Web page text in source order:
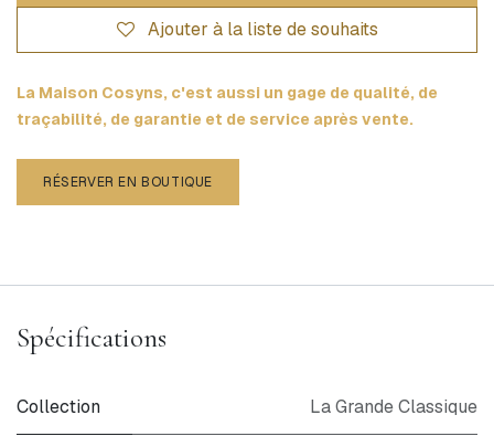
Ajouter à la liste de souhaits
La Maison Cosyns, c'est aussi un gage de qualité, de
traçabilité, de garantie et de service après vente.
RÉSERVER EN BOUTIQUE
Spécifications
Collection La Grande Classique